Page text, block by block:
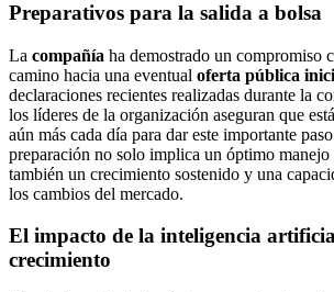
Preparativos para la salida a bolsa
La compañía ha demostrado un compromiso
camino hacia una eventual oferta pública
declaraciones recientes realizadas durante la
los líderes de la organización aseguran que
aún más cada día para dar este importante
preparación no solo implica un óptimo manejo
también un crecimiento sostenido y una
los cambios del mercado.
El impacto de la inteligencia
crecimiento